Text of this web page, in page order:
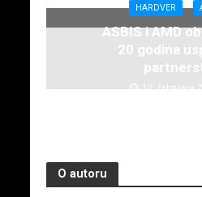
HARDVER
ASBIS i AMD
20 godina
12. februara
O autoru